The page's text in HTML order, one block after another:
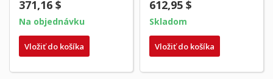
371,16 $
Na objednávku
Vložiť do košíka
612,95 $
Skladom
Vložiť do košíka